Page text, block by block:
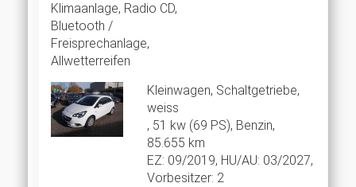
Klimaanlage, Radio CD,
Bluetooth /
Freisprechanlage,
Allwetterreifen
Kleinwagen, Schaltgetriebe,
weiss
, 51 kw (69 PS), Benzin,
85.655 km
EZ: 09/2019, HU/AU: 03/2027,
Vorbesitzer: 2